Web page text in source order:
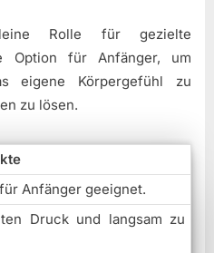
Rolle für gezielte
Option für Anfänger, um
eigene Körpergefühl zu
zu lösen.
Anfänger geeignet.
Druck und langsam zu